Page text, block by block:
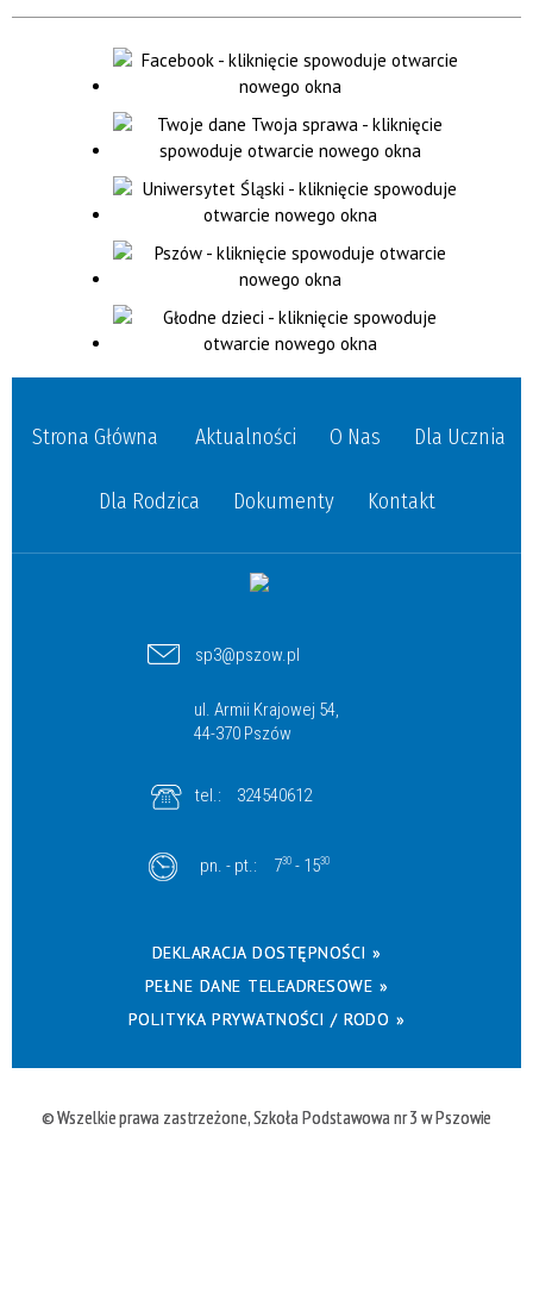
Strona Główna Aktualności O Nas Dla Ucznia
Dla Rodzica Dokumenty Kontakt
sp3@pszow.pl
ul. Armii Krajowej 54,
44-370 Pszów
tel.: 324540612
pn. - pt.: 730 - 1530
DEKLARACJA DOSTĘPNOŚCI »
PEŁNE DANE TELEADRESOWE »
POLITYKA PRYWATNOŚCI / RODO »
© Wszelkie prawa zastrzeżone, Szkoła Podstawowa nr 3 w Pszowie